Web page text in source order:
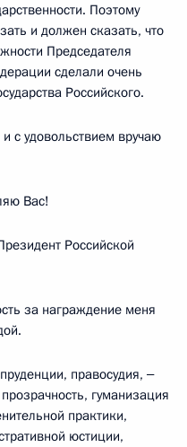
Поэтому
и должен сказать, что
Председателя
сделали очень
Российского.
с удовольствием вручаю
Вас!
Российской
за награждение меня
правосудия, ‒
гуманизация
практики,
юстиции,